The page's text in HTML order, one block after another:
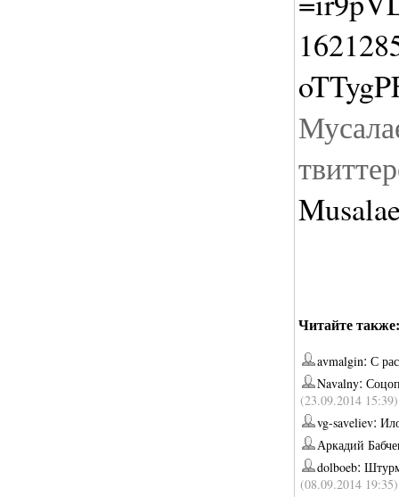
Читайте также:
avmalgin: С
Navalny:
(23.09.2014 15:39)
vg-saveliev:
Аркадий
dolboeb:
(08.09.2014 19:35)